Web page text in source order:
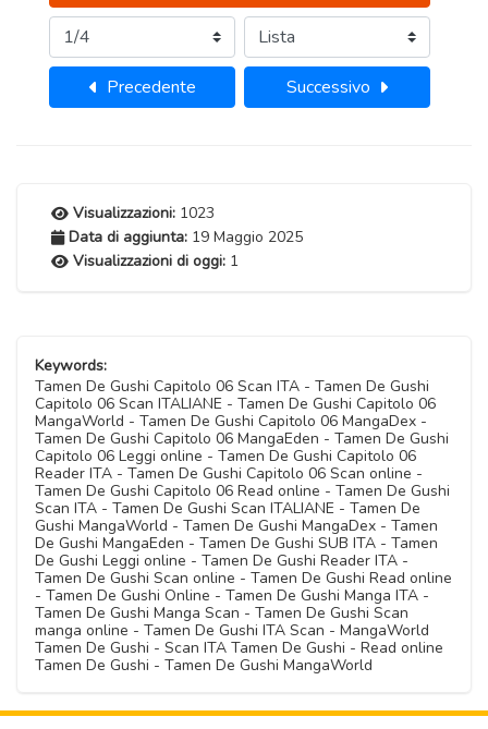
Precedente Successivo
Visualizzazioni: 1023
Data di aggiunta: 19 Maggio 2025
Visualizzazioni di oggi: 1
Keywords:
Tamen De Gushi Capitolo 06 Scan ITA - Tamen De Gushi
Capitolo 06 Scan ITALIANE - Tamen De Gushi Capitolo 06
MangaWorld - Tamen De Gushi Capitolo 06 MangaDex -
Tamen De Gushi Capitolo 06 MangaEden - Tamen De Gushi
Capitolo 06 Leggi online - Tamen De Gushi Capitolo 06
Reader ITA - Tamen De Gushi Capitolo 06 Scan online -
Tamen De Gushi Capitolo 06 Read online - Tamen De Gushi
Scan ITA - Tamen De Gushi Scan ITALIANE - Tamen De
Gushi MangaWorld - Tamen De Gushi MangaDex - Tamen
De Gushi MangaEden - Tamen De Gushi SUB ITA - Tamen
De Gushi Leggi online - Tamen De Gushi Reader ITA -
Tamen De Gushi Scan online - Tamen De Gushi Read online
- Tamen De Gushi Online - Tamen De Gushi Manga ITA -
Tamen De Gushi Manga Scan - Tamen De Gushi Scan
manga online - Tamen De Gushi ITA Scan - MangaWorld
Tamen De Gushi - Scan ITA Tamen De Gushi - Read online
Tamen De Gushi - Tamen De Gushi MangaWorld